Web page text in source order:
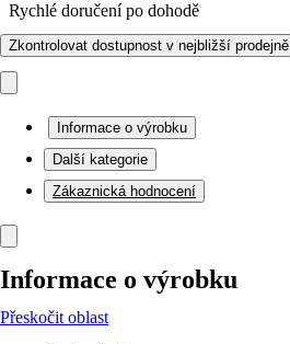
Rychlé doručení po dohodě
Zkontrolovat dostupnost v nejbližší prodejně
Informace o výrobku
Další kategorie
Zákaznická hodnocení
Informace o výrobku
Přeskočit oblast